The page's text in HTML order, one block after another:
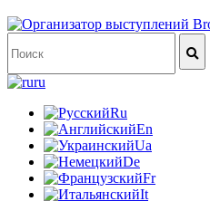
ru
Ru
En
Ua
De
Fr
It